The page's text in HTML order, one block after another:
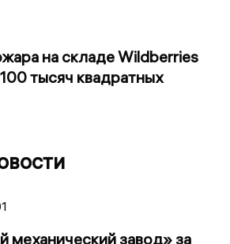
на складе Wildberries
тысяч квадратных
механический завод» за